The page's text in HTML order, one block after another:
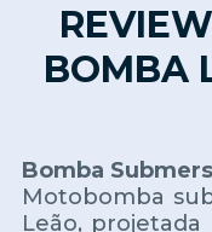
BOMBA
Bomba
Motobomba
Leão,